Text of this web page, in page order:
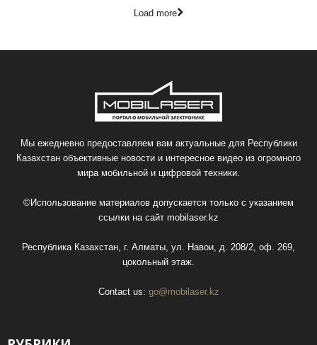
Load more
Мы ежедневно предоставляем вам актуальные для Республики
Казахстан объективные новости и интересное видео из огромного
мира мобильной и цифровой техники.
©Использование материалов допускается только с указанием
ссылки на сайт mobilaser.kz
Республика Казахстан, г. Алматы, ул. Навои, д. 208/2, оф. 269,
цокольный этаж.
Contact us: go@mobilaser.kz